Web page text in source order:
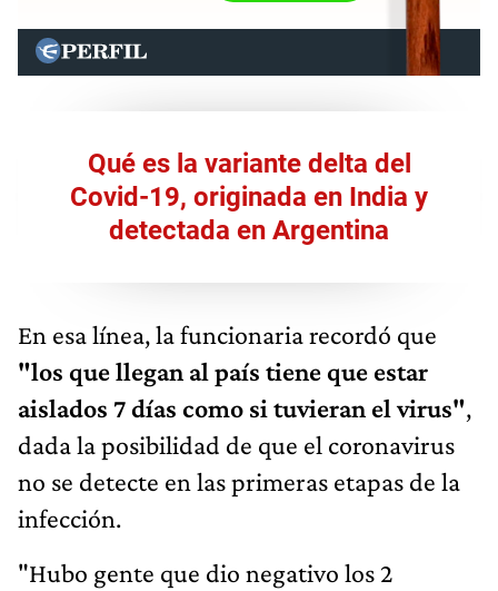
Qué es la variante delta del
Covid-19, originada en India y
detectada en Argentina
En esa línea, la funcionaria recordó que
"los que llegan al país tiene que estar
aislados 7 días como si tuvieran el virus",
dada la posibilidad de que el coronavirus
no se detecte en las primeras etapas de la
infección.
"Hubo gente que dio negativo los 2